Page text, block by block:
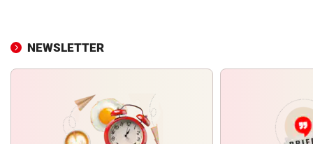
NEWSLETTER